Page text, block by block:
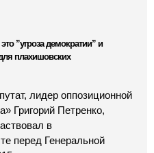
”угроза демократии” и
плахишовских
лидер оппозиционной
Григорий Петренко,
в
перед Генеральной